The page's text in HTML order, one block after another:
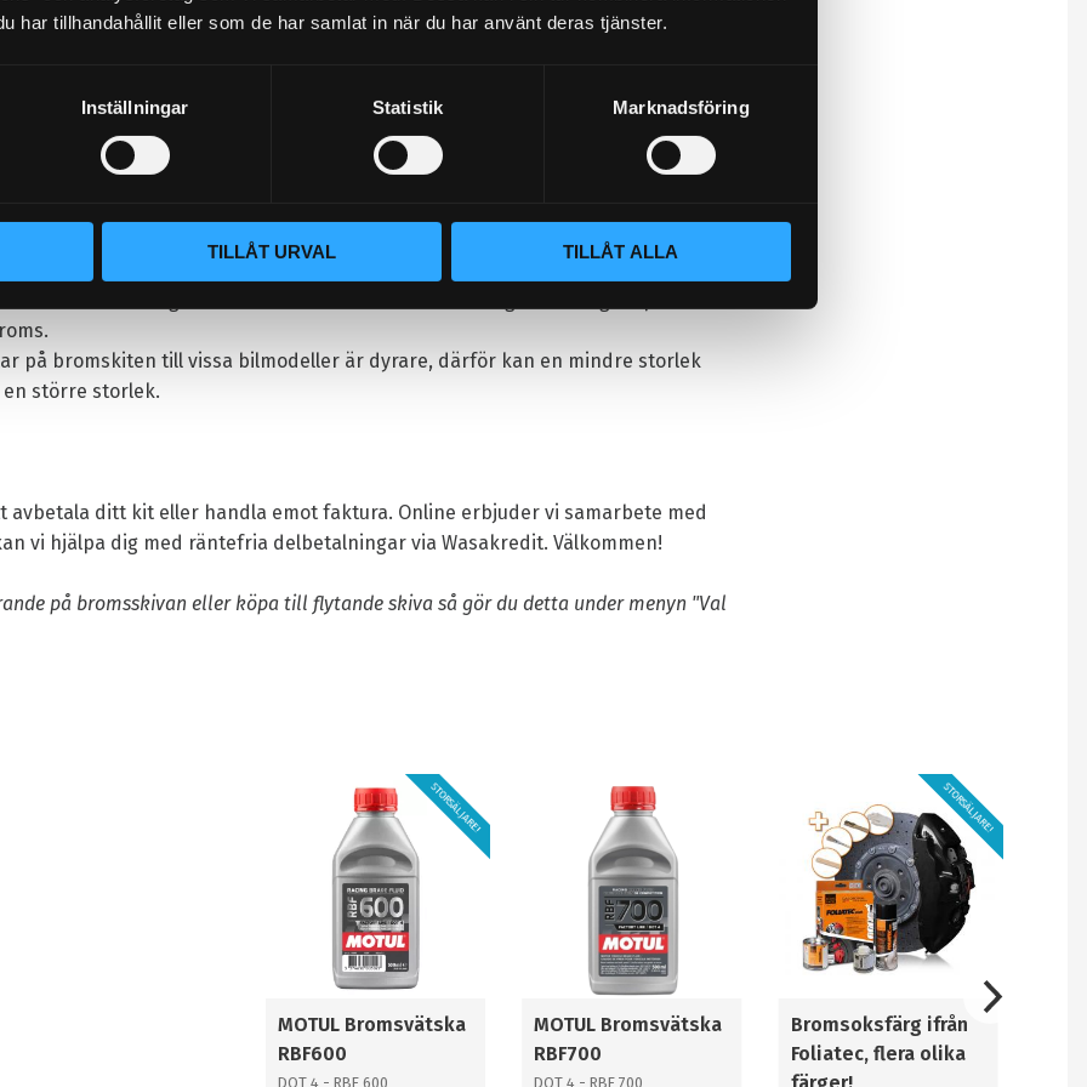
har tillhandahållit eller som de har samlat in när du har använt deras tjänster.
Inställningar Statistik Marknadsföring
TILLÅT URVAL TILLÅT ALLA
ok. Andra färger och ytbehandlingar finns, välj detta under separata menyn
på engelska.
under "Lägg i kundvagnen" ser du om bromskitet kommer att fungera ihop
på bromskiten till vissa bilmodeller är dyrare, därför kan en mindre storlek
större storlek.
avbetala ditt kit eller handla emot faktura. Online erbjuder vi samarbete med
vi hjälpa dig med räntefria delbetalningar via Wasakredit. Välkommen!
på bromsskivan eller köpa till flytande skiva så gör du detta under menyn "Val
MOTUL Bromsvätska
RBF600
DOT 4 - RBF 600
STORSÄLJARE!
MOTUL Bromsvätska
RBF700
DOT 4 - RBF 700
Bromsoksfärg ifrån
Foliatec, flera olika
STORSÄLJARE!